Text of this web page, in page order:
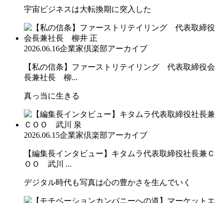
宇宙ビジネスは大転換期に突入した
2026.06.16企業家倶楽部アーカイブ
【私の信条】ファーストリテイリング 代表取締役会
長兼社長 柳...
真っ当に生きる
2026.06.15企業家倶楽部アーカイブ
【編集長インタビュー】キタムラ代表取締役社長兼Ｃ
ＯＯ 武川 ...
デジタル時代も写真は心の豊かさを生んでいく